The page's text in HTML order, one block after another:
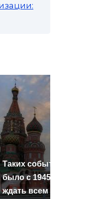
Таких событий не
было с 1945: чего
ждать всем нам?